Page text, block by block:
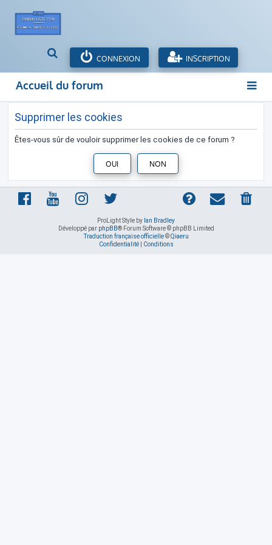
h
e
r
h
CONNEXION INSCRIPTION
Accueil du forum
Supprimer les cookies
Êtes-vous sûr de vouloir supprimer les cookies de ce forum ?
ProLight Style by Ian Bradley
Développé par phpBB® Forum Software © phpBB Limited
Traduction française officielle©Qiaeru
Confidentialité| Conditions